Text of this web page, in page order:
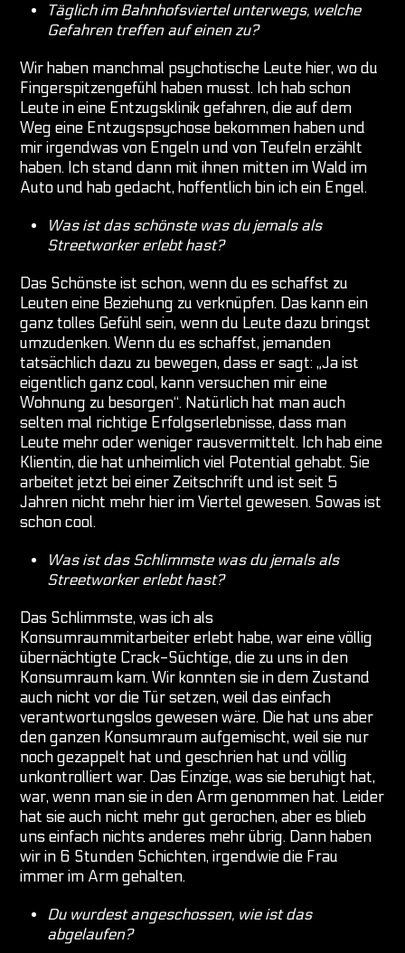
Täglich im Bahnhofsviertel unterwegs, welche
Gefahren treffen auf einen zu?
Wir haben manchmal psychotische Leute hier, wo du
Fingerspitzengefühl haben musst. Ich hab schon
Leute in eine Entzugsklinik gefahren, die auf dem
Weg eine Entzugspsychose bekommen haben und
mir irgendwas von Engeln und von Teufeln erzählt
haben. Ich stand dann mit ihnen mitten im Wald im
Auto und hab gedacht, hoffentlich bin ich ein Engel.
Was ist das schönste was du jemals als
Streetworker erlebt hast?
Das Schönste ist schon, wenn du es schaffst zu
Leuten eine Beziehung zu verknüpfen. Das kann ein
ganz tolles Gefühl sein, wenn du Leute dazu bringst
umzudenken. Wenn du es schaffst, jemanden
tatsächlich dazu zu bewegen, dass er sagt: „Ja ist
eigentlich ganz cool, kann versuchen mir eine
Wohnung zu besorgen“. Natürlich hat man auch
selten mal richtige Erfolgserlebnisse, dass man
Leute mehr oder weniger rausvermittelt. Ich hab eine
Klientin, die hat unheimlich viel Potential gehabt. Sie
arbeitet jetzt bei einer Zeitschrift und ist seit 5
Jahren nicht mehr hier im Viertel gewesen. Sowas ist
schon cool.
Was ist das Schlimmste was du jemals als
Streetworker erlebt hast?
Das Schlimmste, was ich als
Konsumraummitarbeiter erlebt habe, war eine völlig
übernächtigte Crack-Süchtige, die zu uns in den
Konsumraum kam. Wir konnten sie in dem Zustand
auch nicht vor die Tür setzen, weil das einfach
verantwortungslos gewesen wäre. Die hat uns aber
den ganzen Konsumraum aufgemischt, weil sie nur
noch gezappelt hat und geschrien hat und völlig
unkontrolliert war. Das Einzige, was sie beruhigt hat,
war, wenn man sie in den Arm genommen hat. Leider
hat sie auch nicht mehr gut gerochen, aber es blieb
uns einfach nichts anderes mehr übrig. Dann haben
wir in 6 Stunden Schichten, irgendwie die Frau
immer im Arm gehalten.
Du wurdest angeschossen, wie ist das
abgelaufen?